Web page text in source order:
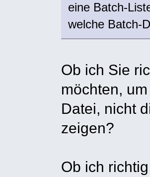
eine Batch-
welche Batch-
Ob ich Sie
möchten,
Datei, nicht
zeigen?
Ob ich